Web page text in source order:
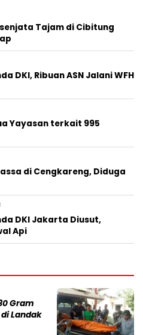
Tajam di Cibitung
DKI, Ribuan ASN Jalani WFH
Yayasan terkait 995
di Cengkareng, Diduga
DKI Jakarta Diusut,
Api
Gram
Landak